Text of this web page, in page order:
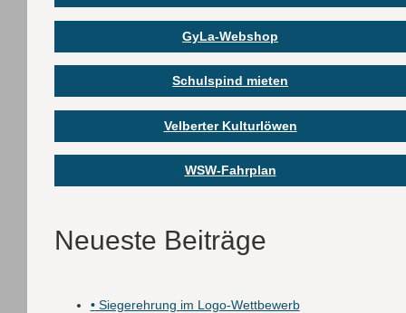
GyLa-Webshop
Schulspind mieten
Velberter Kulturlöwen
WSW-Fahrplan
Neueste Beiträge
•Siegerehrung im Logo-Wettbewerb